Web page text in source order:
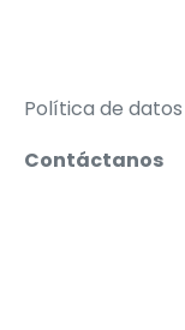
Política de datos
Contáctanos